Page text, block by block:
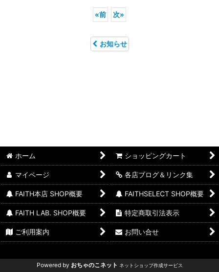
«前 次»
お知らせ
ホーム ショッピングカート
マイページ 各店ブログ＆リンク集
FAITH本店 SHOP概要 FAITHSELECT SHOP概要
FAITH LAB. SHOP概要 特定商取引法表示
ご利用案内 お問い合せ
Powered by おちゃのこネット ネットショップ作成サービス